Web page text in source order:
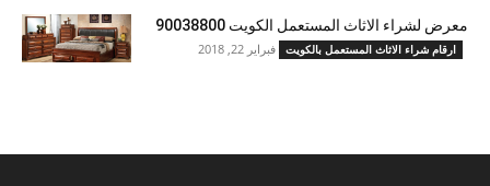
معرض لشراء الاثاث المستعمل الكويت 90038800
ارقام شراء الاثاث المستعمل بالكويت فبراير 22, 2018